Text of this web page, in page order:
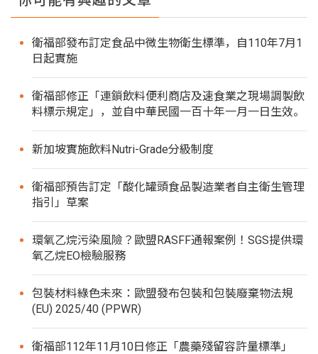
衛福部發布訂定食品中微生物衛生標準，自110年7月1
日起實施
衛福部修正「連鎖飲料便利商店及速食業之現場調製飲
料標示規定」，並自中華民國一百十年一月一日生效。
新加坡實施飲料Nutri-Grade分級制度
衛福部預告訂定「酸化罐頭食品製造業者自主衛生管理
指引」草案
環氧乙烷污染風險？歐盟RASFF通報案例！SGS提供環
氧乙烷EO檢驗服務
包裝材料綠色未來：歐盟發布包裝和包裝廢棄物法規
(EU) 2025/40 (PPWR)
衛福部112年11月10日修正「農藥殘留容許量標準」